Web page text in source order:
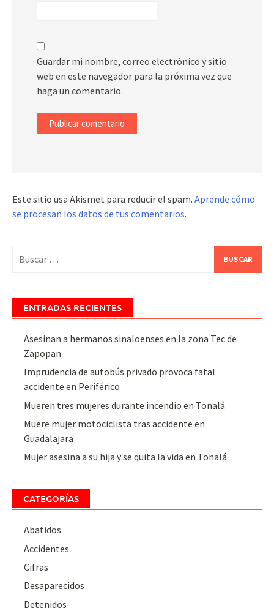
Guardar mi nombre, correo electrónico y sitio
web en este navegador para la próxima vez que
haga un comentario.
Este sitio usa Akismet para reducir el spam. Aprende cómo
se procesan los datos de tus comentarios.
ENTRADAS RECIENTES
Asesinan a hermanos sinaloenses en la zona Tec de
Zapopan
Imprudencia de autobús privado provoca fatal
accidente en Periférico
Mueren tres mujeres durante incendio en Tonalá
Muere mujer motociclista tras accidente en
Guadalajara
Mujer asesina a su hija y se quita la vida en Tonalá
CATEGORÍAS
Abatidos
Accidentes
Cifras
Desaparecidos
Detenidos